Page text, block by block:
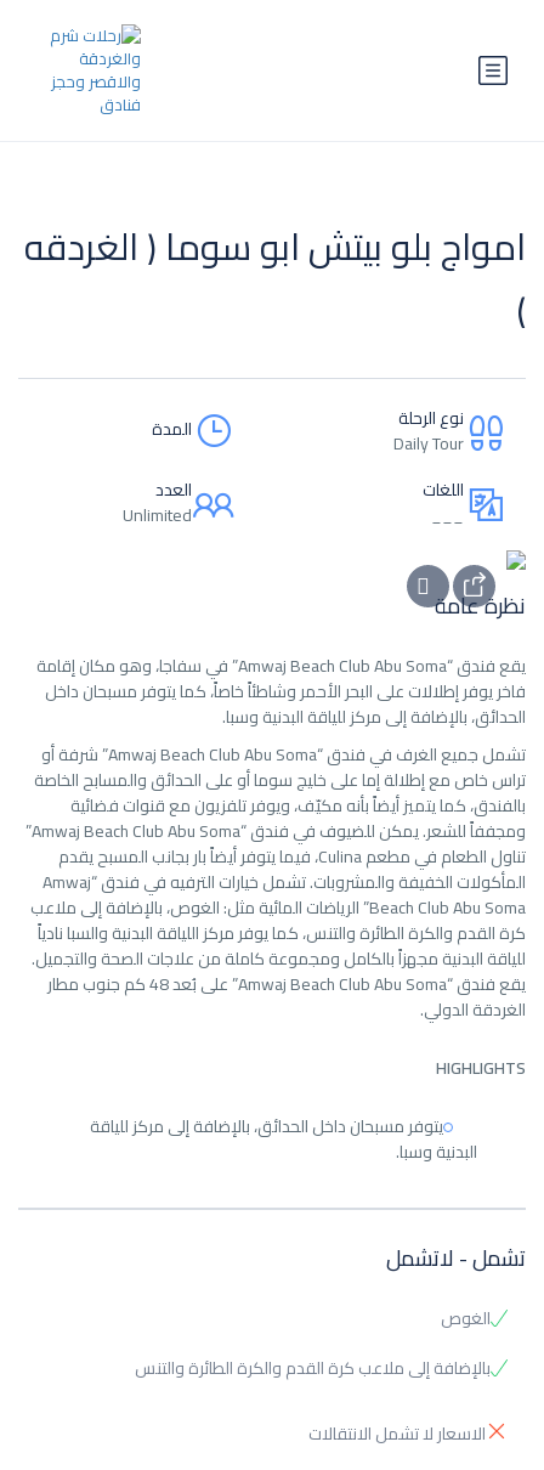
امواج بلو بيتش ابو سوما ( الغردقه
)
المدة
نوع الرحلة
Daily Tour
العدد
Unlimited
اللغات
___
نظرة عامة
يقع فندق “Amwaj Beach Club Abu Soma” في سفاجا، وهو مكان إقامة
فاخر يوفر إطلالات على البحر الأحمر وشاطئاً خاصاً، كما يتوفر مسبحان داخل
الحدائق، بالإضافة إلى مركز للياقة البدنية وسبا.
تشمل جميع الغرف في فندق “Amwaj Beach Club Abu Soma” شرفة أو
تراس خاص مع إطلالة إما على خليج سوما أو على الحدائق والمسابح الخاصة
بالفندق، كما يتميز أيضاً بأنه مكيّف، ويوفر تلفزيون مع قنوات فضائية
ومجففاً للشعر. يمكن للضيوف في فندق “Amwaj Beach Club Abu Soma”
تناول الطعام في مطعم Culina، فيما يتوفر أيضاً بار بجانب المسبح يقدم
المأكولات الخفيفة والمشروبات. تشمل خيارات الترفيه في فندق “Amwaj
Beach Club Abu Soma” الرياضات المائية مثل: الغوص، بالإضافة إلى ملاعب
كرة القدم والكرة الطائرة والتنس، كما يوفر مركز اللياقة البدنية والسبا نادياً
للياقة البدنية مجهزاً بالكامل ومجموعة كاملة من علاجات الصحة والتجميل.
يقع فندق “Amwaj Beach Club Abu Soma” على بُعد 48 كم جنوب مطار
الغردقة الدولي.
HIGHLIGHTS
يتوفر مسبحان داخل الحدائق، بالإضافة إلى مركز للياقة
البدنية وسبا.
تشمل - لاتشمل
الغوص
بالإضافة إلى ملاعب كرة القدم والكرة الطائرة والتنس
الاسعار لا تشمل الانتقالات